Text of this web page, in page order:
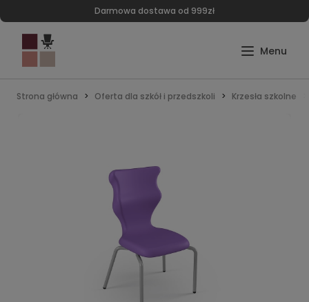
Darmowa dostawa od 999zł
Strona główna Oferta dla szkół i przedszkoli Krzesła szkolne